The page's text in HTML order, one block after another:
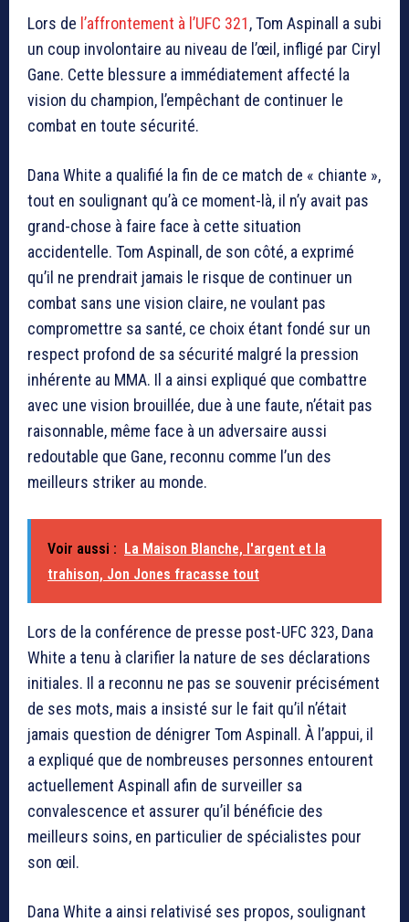
Lors de l’affrontement à l’UFC 321, Tom Aspinall a subi
un coup involontaire au niveau de l’œil, infligé par Ciryl
Gane. Cette blessure a immédiatement affecté la
vision du champion, l’empêchant de continuer le
combat en toute sécurité.
Dana White a qualifié la fin de ce match de « chiante »,
tout en soulignant qu’à ce moment-là, il n’y avait pas
grand-chose à faire face à cette situation
accidentelle. Tom Aspinall, de son côté, a exprimé
qu’il ne prendrait jamais le risque de continuer un
combat sans une vision claire, ne voulant pas
compromettre sa santé, ce choix étant fondé sur un
respect profond de sa sécurité malgré la pression
inhérente au MMA. Il a ainsi expliqué que combattre
avec une vision brouillée, due à une faute, n’était pas
raisonnable, même face à un adversaire aussi
redoutable que Gane, reconnu comme l’un des
meilleurs striker au monde.
Voir aussi :
La Maison Blanche, l'argent et la
trahison, Jon Jones fracasse tout
Lors de la conférence de presse post-UFC 323, Dana
White a tenu à clarifier la nature de ses déclarations
initiales. Il a reconnu ne pas se souvenir précisément
de ses mots, mais a insisté sur le fait qu’il n’était
jamais question de dénigrer Tom Aspinall. À l’appui, il
a expliqué que de nombreuses personnes entourent
actuellement Aspinall afin de surveiller sa
convalescence et assurer qu’il bénéficie des
meilleurs soins, en particulier de spécialistes pour
son œil.
Dana White a ainsi relativisé ses propos, soulignant